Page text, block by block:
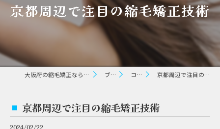
京都周辺で注目の縮毛矯正技術
大阪府の縮毛矯正ならパラゴン ヘアー ブログ コラム 京都周辺で注目の縮毛矯正技術
京都周辺で注目の縮毛矯正技術